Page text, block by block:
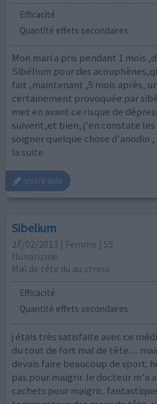
Efficacité
Quantité effets secondaires
Mon mari a pris pendant 1 mois
Sibélium pour des
fait ,maintenant ,5 mois après,
certainement provoquée par
met en avant ce risque de
suivent,et bien, j'en constate
soigner quelque chose d'anodin
la suite
votre avis
Sibelium
27/02/2013 | Femme | 55
flunarizine
Mal de tête du au stress
Efficacité
Quantité effets secondaires
j étais très satisfaite avec ce
du tout de fort mal de tête.....
devais faire beaucoup de sport.
pas pour maigrir. le docteur m'a
cachets pour maigrir..